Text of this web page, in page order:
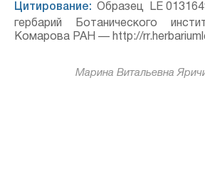
Цитирование: Образец LE
гербарий Ботанического
Комарова РАН — http://
Марина Витальевна